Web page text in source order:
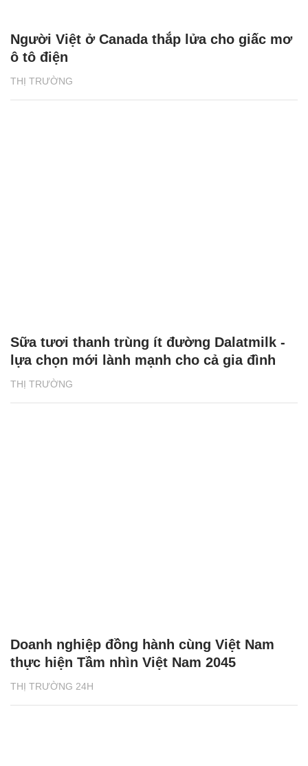
THỊ TRƯỜNG
Người Việt ở Canada thắp lửa cho giấc mơ
ô tô điện
THỊ TRƯỜNG
Sữa tươi thanh trùng ít đường Dalatmilk -
lựa chọn mới lành mạnh cho cả gia đình
THỊ TRƯỜNG 24H
Doanh nghiệp đồng hành cùng Việt Nam
thực hiện Tầm nhìn Việt Nam 2045